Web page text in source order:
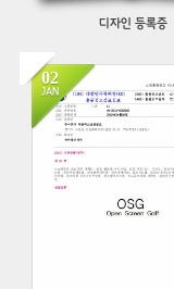
디자인 등록증
02
JAN
405